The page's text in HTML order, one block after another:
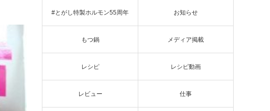
#とがし特製ホルモン55周年 お知らせ
もつ鍋 メディア掲載
レシピ レシピ動画
レビュー 仕事